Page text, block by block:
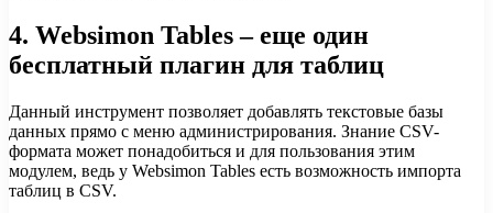
4. Websimon Tables – еще один
бесплатный плагин для таблиц
Данный инструмент позволяет добавлять текстовые базы
данных прямо с меню администрирования. Знание CSV-
формата может понадобиться и для пользования этим
модулем, ведь у Websimon Tables есть возможность импорта
таблиц в CSV.